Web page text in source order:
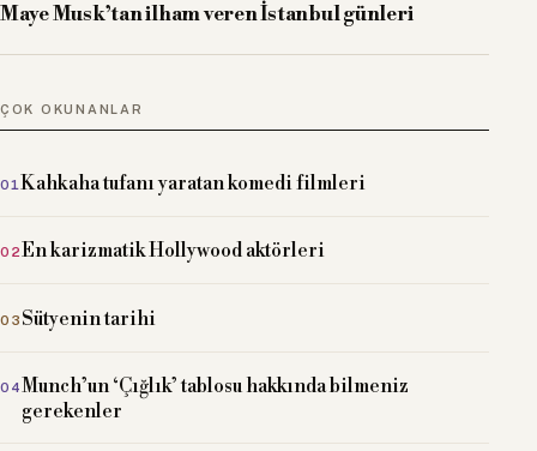
Maye Musk’tan ilham veren İstanbul günleri
ÇOK OKUNANLAR
Kahkaha tufanı yaratan komedi filmleri
En karizmatik Hollywood aktörleri
Sütyenin tarihi
Munch’un ‘Çığlık’ tablosu hakkında bilmeniz
gerekenler